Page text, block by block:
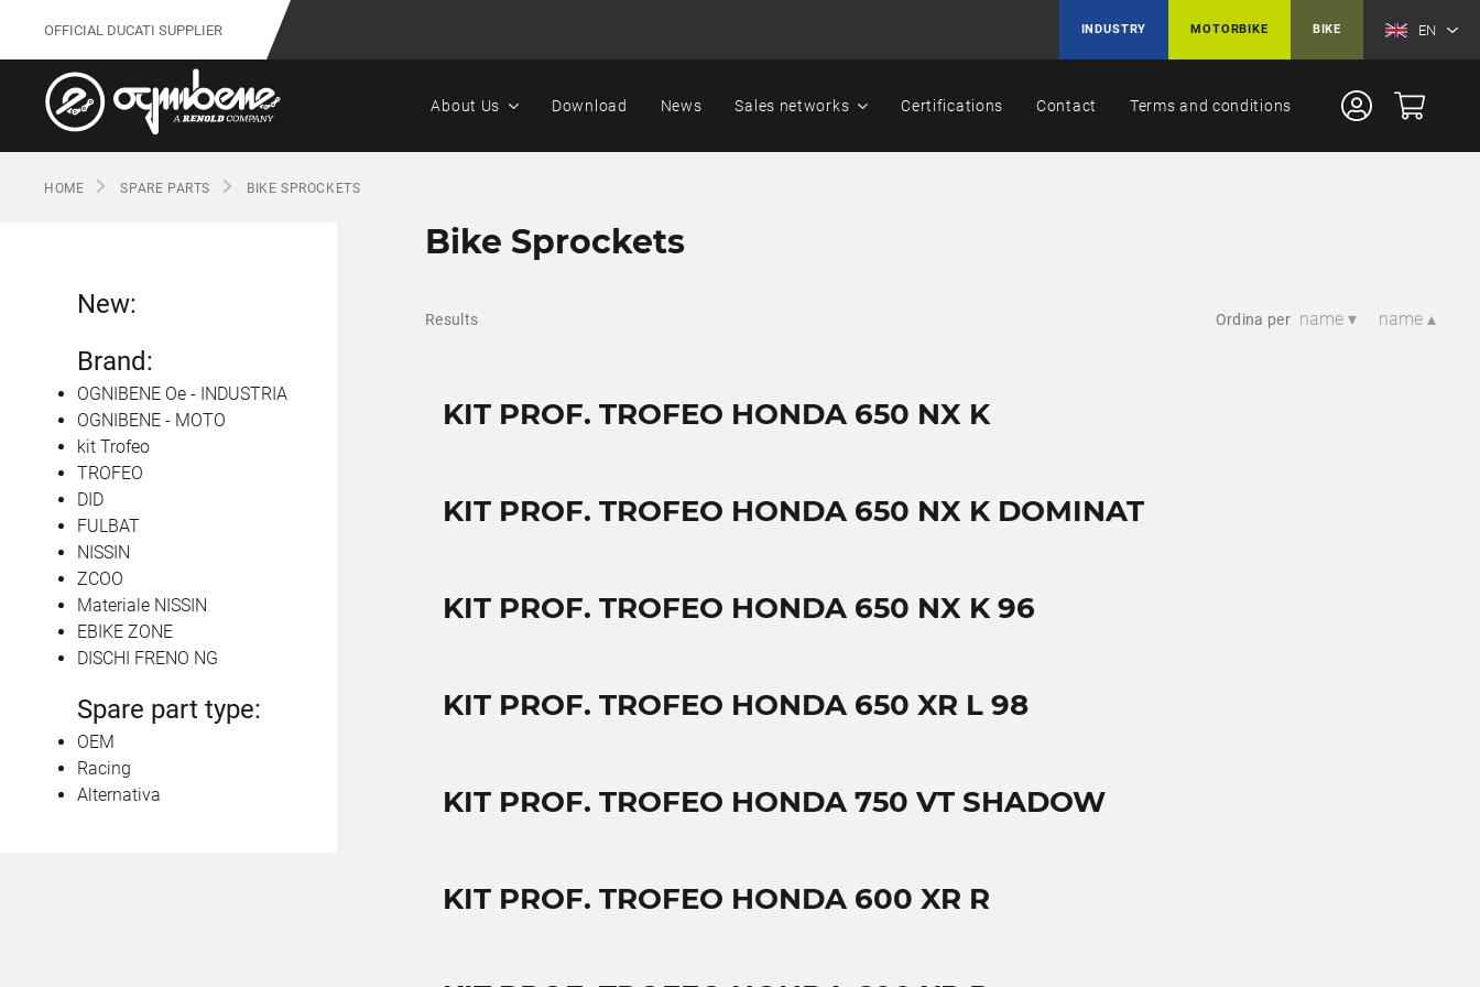
OFFICIAL DUCATI SUPPLIER INDUSTRY MOTORBIKE BIKE EN
About Us Download News Sales networks Certifications Contact Terms and conditions
HOME SPARE PARTS BIKE SPROCKETS
Bike Sprockets
Results Ordina per name ▾ name ▴
KIT PROF. TROFEO HONDA 650 NX K
KIT PROF. TROFEO HONDA 650 NX K DOMINAT
KIT PROF. TROFEO HONDA 650 NX K 96
KIT PROF. TROFEO HONDA 650 XR L 98
KIT PROF. TROFEO HONDA 750 VT SHADOW
KIT PROF. TROFEO HONDA 600 XR R
New:
Brand:
OGNIBENE Oe - INDUSTRIA
OGNIBENE - MOTO
kit Trofeo
TROFEO
DID
FULBAT
NISSIN
ZCOO
Materiale NISSIN
EBIKE ZONE
DISCHI FRENO NG
Spare part type:
OEM
Racing
Alternativa